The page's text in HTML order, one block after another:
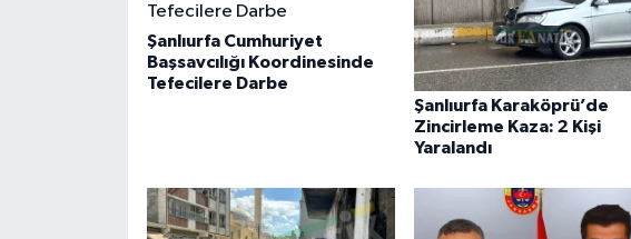
Şanlıurfa Cumhuriyet
Başsavcılığı Koordinesinde
Tefecilere Darbe
Şanlıurfa Karaköprü’de
Zincirleme Kaza: 2 Kişi
Yaralandı